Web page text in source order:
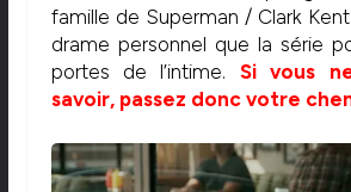
famille de Superman / Clark
drame personnel que la série
portes de l’intime. Si vous
savoir, passez donc votre